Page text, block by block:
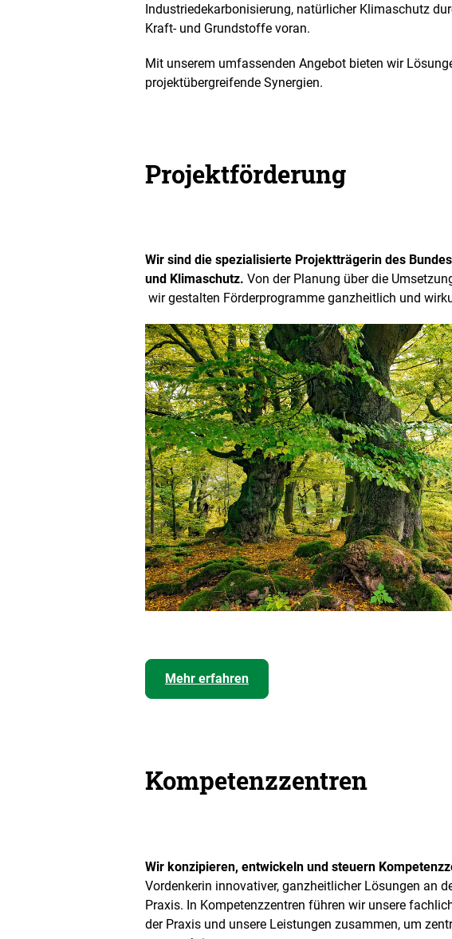
Industriedekarbonisierung, natürlicher Klimaschutz
Kraft- und Grundstoffe voran.
Mit unserem umfassenden Angebot bieten wir
projektübergreifende Synergien.
Projektförderung
Wir sind die spezialisierte Projektträgerin des
und Klimaschutz. Von der Planung über die
wir gestalten Förderprogramme ganzheitlich und
Mehr erfahren
Kompetenzzentren
Wir konzipieren, entwickeln und steuern
Vordenkerin innovativer, ganzheitlicher Lösungen an
Praxis. In Kompetenzzentren führen wir unsere
der Praxis und unsere Leistungen zusammen, um